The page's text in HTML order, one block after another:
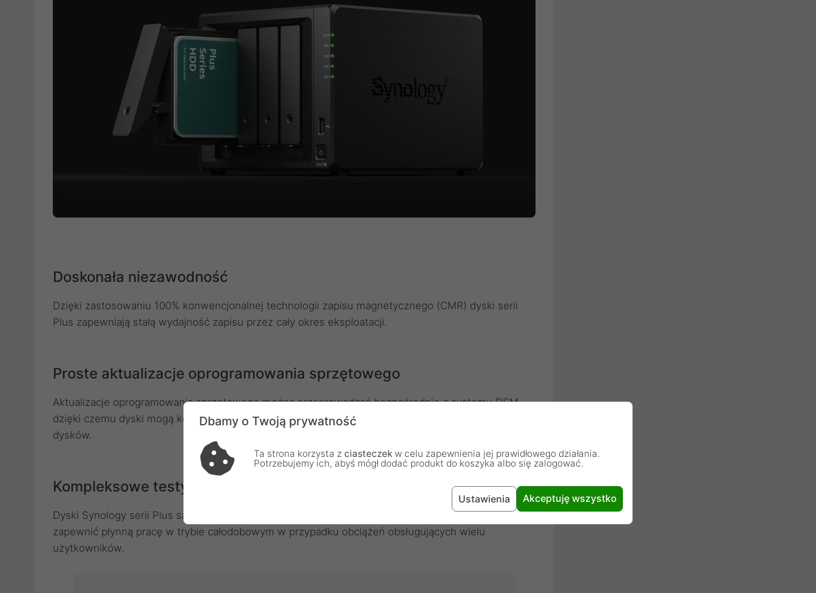
Doskonała niezawodność
Dzięki zastosowaniu 100% konwencjonalnej technologii zapisu magnetycznego (CMR) dyski serii
Plus zapewniają stałą wydajność zapisu przez cały okres eksploatacji.
Proste aktualizacje oprogramowania sprzętowego
Aktualizacje oprogramowania sprzętowego można przeprowadzać bezpośrednio z systemu DSM,
dzięki czemu dyski mogą korzystać z najnowszych poprawek, bez konieczności wyjmowania
dysków.
Kompleksowe testy
Dyski Synology serii Plus są poddawane szczegółowym testom zgodności i obciążenia, aby
zapewnić płynną pracę w trybie całodobowym w przypadku obciążeń obsługujących wielu
użytkowników.
Dbamy o Twoją prywatność
Ta strona korzysta z ciasteczek w celu zapewnienia jej prawidłowego działania.
Potrzebujemy ich, abyś mógł dodać produkt do koszyka albo się zalogować.
Ustawienia Akceptuję wszystko